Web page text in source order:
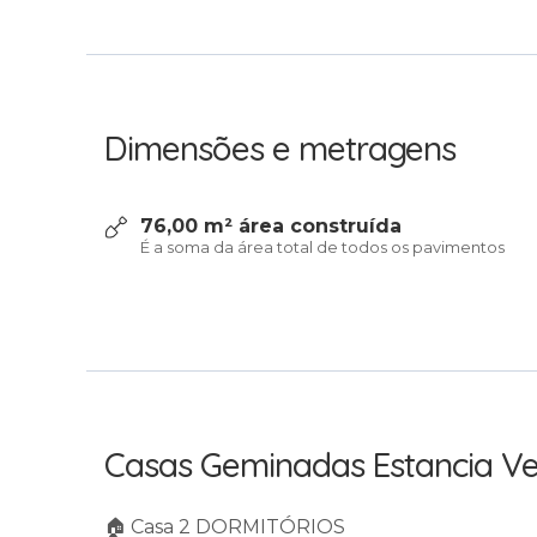
Dimensões e metragens
76,00 m² área construída
É a soma da área total de todos os pavimentos
Casas Geminadas Estancia
🏠 Casa 2 DORMITÓRIOS